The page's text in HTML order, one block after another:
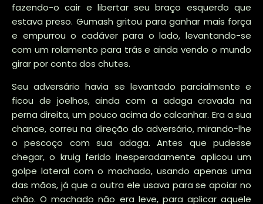
fazendo-o cair e libertar seu braço esquerdo que
estava preso. Gumash gritou para ganhar mais força
e empurrou o cadáver para o lado, levantando-se
com um rolamento para trás e ainda vendo o mundo
girar por conta dos chutes.
Seu adversário havia se levantado parcialmente e
ficou de joelhos, ainda com a adaga cravada na
perna direita, um pouco acima do calcanhar. Era a sua
chance, correu na direção do adversário, mirando-lhe
o pescoço com sua adaga. Antes que pudesse
chegar, o kruig ferido inesperadamente aplicou um
golpe lateral com o machado, usando apenas uma
das mãos, já que a outra ele usava para se apoiar no
chão. O machado não era leve, para aplicar aquele